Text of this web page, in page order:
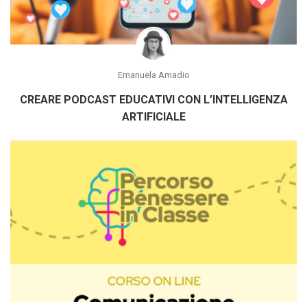
Emanuela Amadio
CREARE PODCAST EDUCATIVI CON L’INTELLIGENZA
ARTIFICIALE